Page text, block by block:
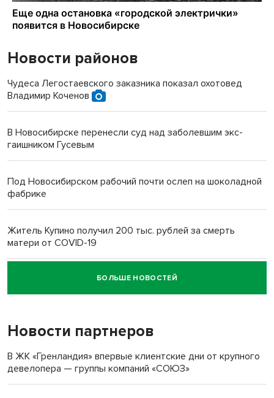
Новости районов
Чудеса Легостаевского заказника показал охотовед
Владимир Коченов
В Новосибирске перенесли суд над заболевшим экс-
гаишником Гусевым
Под Новосибирском рабочий почти ослеп на шоколадной
фабрике
Житель Купино получил 200 тыс. рублей за смерть
матери от COVID-19
Новосибирский суд наказал водителя за смерть
пенсионерки на вокзале
«Мы живём на пастбище!»: в новосибирском селе лошади
терроризируют жителей
БОЛЬШЕ НОВОСТЕЙ
Новости партнеров
В ЖК «Гренландия» впервые клиентские дни от крупного
девелопера — группы компаний «СОЮЗ»